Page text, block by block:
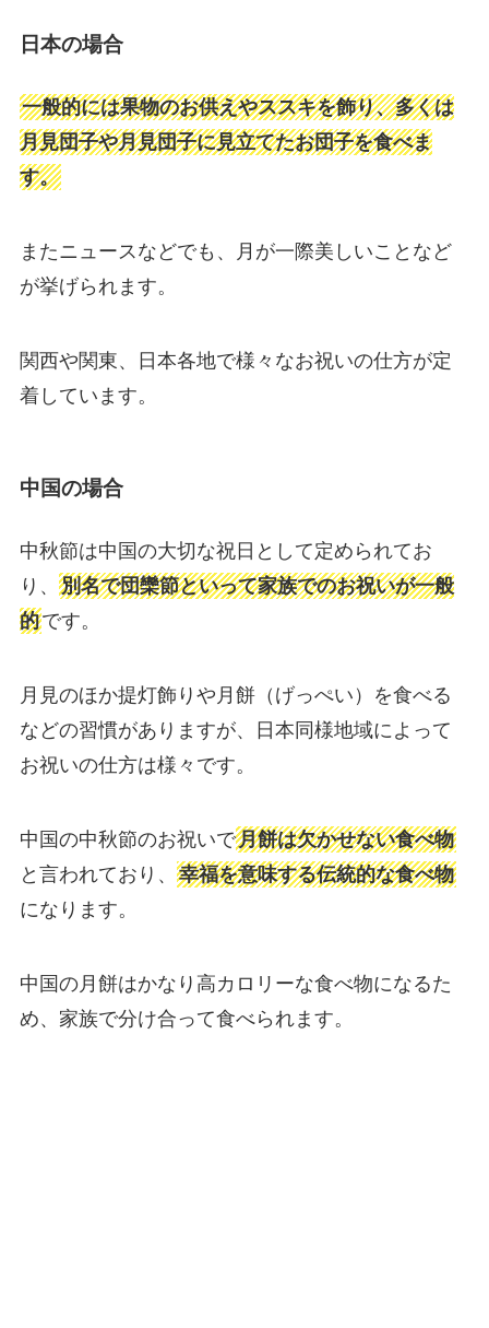
日本の場合
一般的には果物のお供えやススキを飾り、多くは
月見団子や月見団子に見立てたお団子を食べま
す。
またニュースなどでも、月が一際美しいことなど
が挙げられます。
関西や関東、日本各地で様々なお祝いの仕方が定
着しています。
中国の場合
中秋節は中国の大切な祝日として定められてお
り、 別名で団欒節といって家族でのお祝いが一般
的です。
月見のほか提灯飾りや月餅（げっぺい）を食べる
などの習慣がありますが、日本同様地域によって
お祝いの仕方は様々です。
中国の中秋節のお祝いで月餅は欠かせない食べ物
と言われており、 幸福を意味する伝統的な食べ物
になります。
中国の月餅はかなり高カロリーな食べ物になるた
め、家族で分け合って食べられます。